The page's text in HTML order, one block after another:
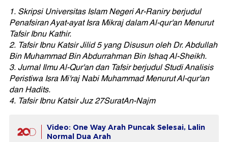
1. Skripsi Universitas Islam Negeri Ar-Raniry berjudul
Penafsiran Ayat-ayat Isra Mikraj dalam Al-qur'an Menurut
Tafsir Ibnu Kathir.
2. Tafsir Ibnu Katsir Jilid 5 yang Disusun oleh Dr. Abdullah
Bin Muhammad Bin Abdurrahman Bin Ishaq Al-Sheikh.
3. Jurnal Ilmu Al-Qur'an dan Tafsir berjudul Studi Analisis
Peristiwa Isra Mi'raj Nabi Muhammad Menurut Al-qur'an
dan Hadits.
4. Tafsir Ibnu Katsir Juz 27SuratAn-Najm
Video: One Way Arah Puncak Selesai, Lalin
Normal Dua Arah